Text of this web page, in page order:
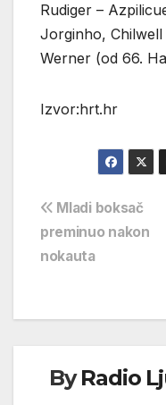
Rudiger –
Jorginho, Chilwell
Werner (od 66.
Izvor:hrt.hr
Navigacija
objava
Mladi boksač
preminuo nakon
nokauta
ByRadio